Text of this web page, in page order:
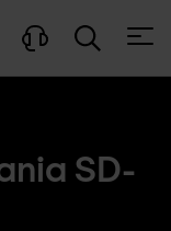
SD-